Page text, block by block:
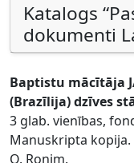
Katalogs
dokumenti
Baptistu mācītāja
(Brazīlija) dzīves
3 glab. vienības,
Manuskripta kopija.
O. Ronim.